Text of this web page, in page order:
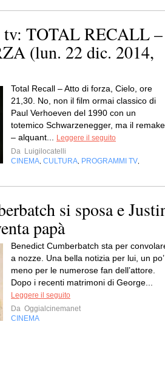
tv: TOTAL RECALL –
(lun. 22 dic. 2014,
Total Recall – Atto di forza, Cielo, ore
21,30. No, non il film ormai classico di
Paul Verhoeven del 1990 con un
totemico Schwarzenegger, ma il remake
– alquant...
Leggere il seguito
Da Luigilocatelli
CINEMA CULTURA PROGRAMMI TV
si sposa e
papà
Benedict Cumberbatch sta per
a nozze. Una bella notizia per lui, un po’
meno per le numerose fan dell’attore.
Dopo i recenti matrimoni di George...
Leggere il seguito
Da Oggialcinemanet
CINEMA